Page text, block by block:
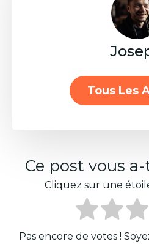
Tous Les
Ce post vous
Cliquez sur une
Pas encore de votes !